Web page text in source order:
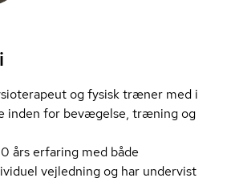
og fysisk træner med i
inden for bevægelse, træning og
års erfaring med både
vejledning og har undervist